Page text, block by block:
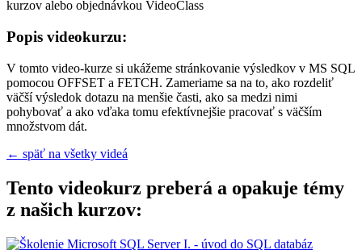
kurzov alebo objednávkou VideoClass
Popis videokurzu:
V tomto video-kurze si ukážeme stránkovanie výsledkov v MS SQL
pomocou OFFSET a FETCH. Zameriame sa na to, ako rozdeliť
väčší výsledok dotazu na menšie časti, ako sa medzi nimi
pohybovať a ako vďaka tomu efektívnejšie pracovať s väčším
množstvom dát.
← späť na všetky videá
Tento videokurz preberá a opakuje témy
z našich kurzov: